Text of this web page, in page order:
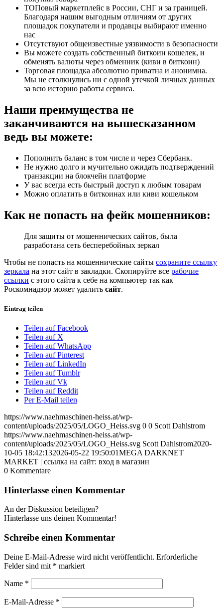
ТОПовый маркетплейс в России, СНГ и за границей.
Благодаря нашим выгодным отличиям от других
площадок покупатели и продавцы выбирают именно
нас
Отсутствуют общеизвестные уязвимости в безопасности
Вы можете создать собственный биткоин кошелек, и
обменять валюты через обменник (киви в биткоин)
Торговая площадка абсолютно приватна и анонимна.
Мы не столкнулись ни с одной утечкой личных данных
за всю историю работы сервиса.
Наши преимущества не
заканчиваются на вышесказанном
ведь вы можете:
Пополнить баланс в том числе и через Сбербанк.
Не нужно долго и мучительно ожидать подтверждений
транзакции на блокчейн платформе
У вас всегда есть быстрый доступ к любым товарам
Можно оплатить в биткоинах или киви кошельком
Как не попасть на фейк мошенников:
Для защиты от мошеннических сайтов, была
разработана сеть бесперебойных зеркал
Чтобы не попасть на мошеннические сайты сохраните ссылку
зеркала на этот сайт в закладки. Скопируйте все рабочие
ссылки с этого сайта к себе на компьютер так как
Роскомнадзор может удалить сайт.
Eintrag teilen
Teilen auf Facebook
Teilen auf X
Teilen auf WhatsApp
Teilen auf Pinterest
Teilen auf LinkedIn
Teilen auf Tumblr
Teilen auf Vk
Teilen auf Reddit
Per E-Mail teilen
https://www.naehmaschinen-heiss.at/wp-
content/uploads/2025/05/LOGO_Heiss.svg 0 0 Scott Dahlstrom
https://www.naehmaschinen-heiss.at/wp-
content/uploads/2025/05/LOGO_Heiss.svg Scott Dahlstrom2020-
10-05 18:42:132026-05-22 19:50:01MEGA DARKNET
MARKET | ссылка на сайт: вход в магазин
0 Kommentare
Hinterlasse einen Kommentar
An der Diskussion beteiligen?
Hinterlasse uns deinen Kommentar!
Schreibe einen Kommentar
Deine E-Mail-Adresse wird nicht veröffentlicht. Erforderliche
Felder sind mit * markiert
Name *
E-Mail-Adresse *